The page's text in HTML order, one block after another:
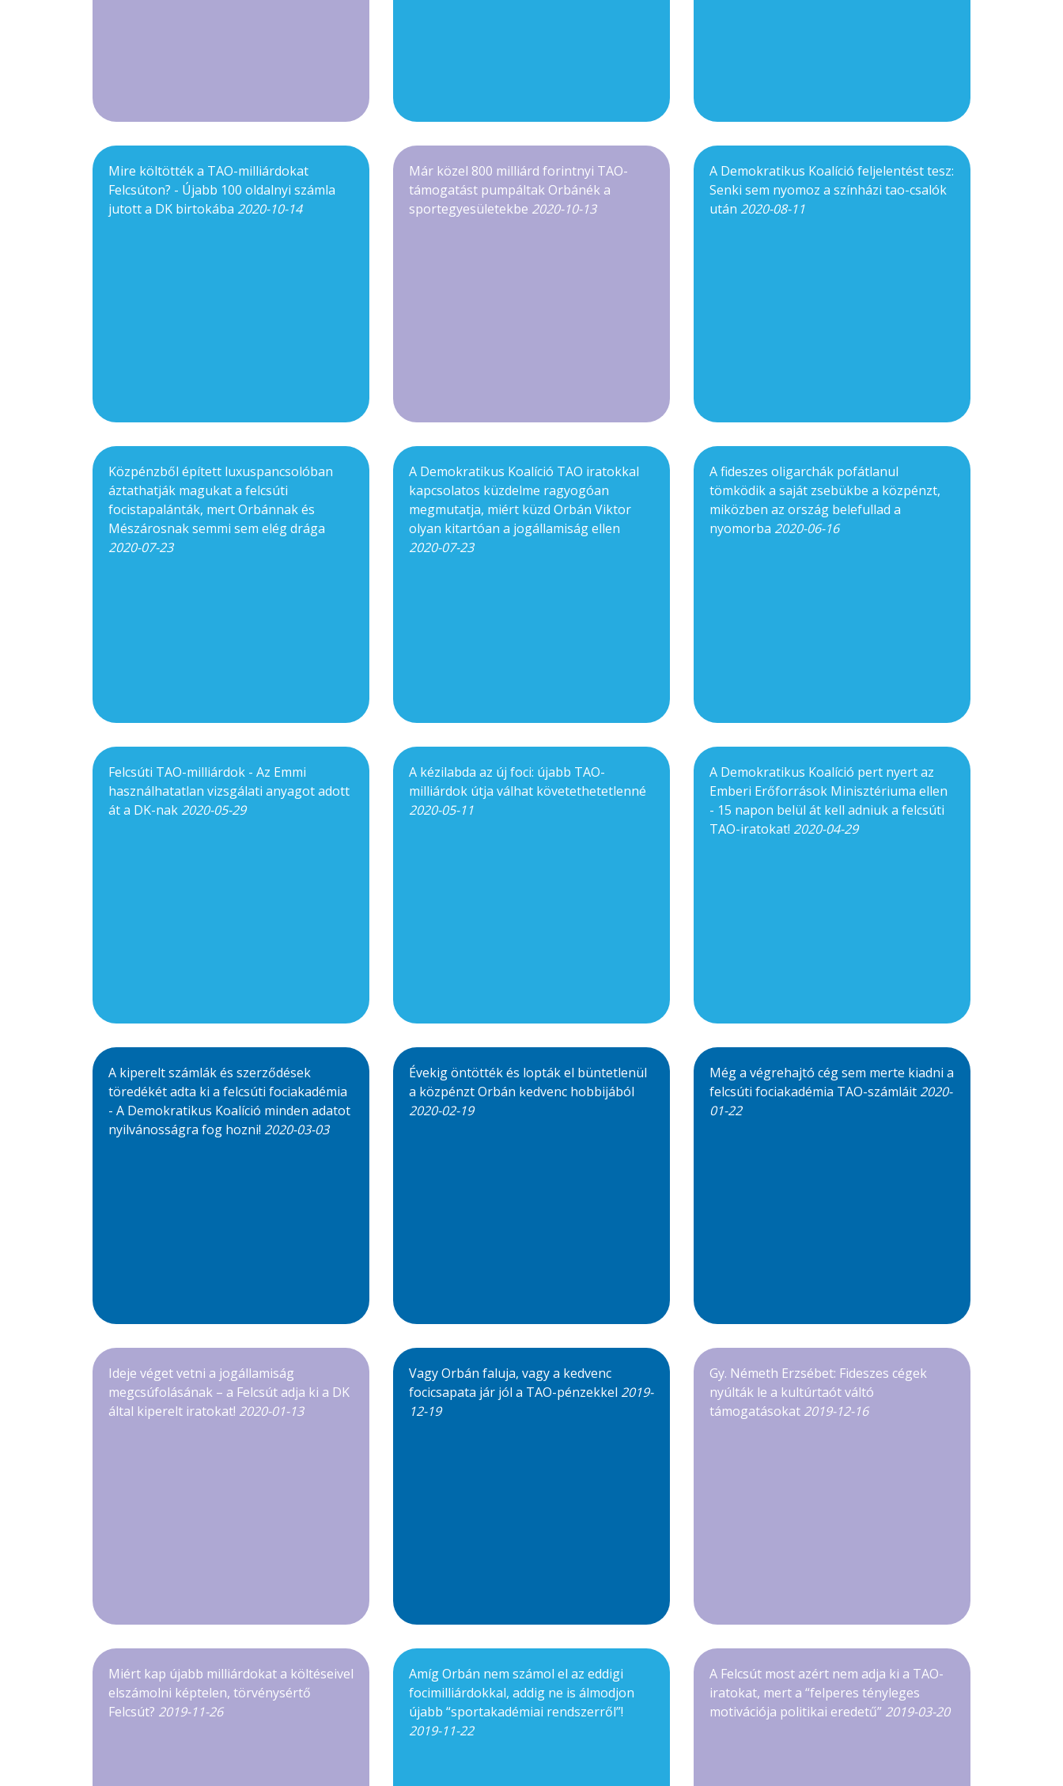
Mire költötték a TAO-milliárdokat
Felcsúton? - Újabb 100 oldalnyi számla
jutott a DK birtokába 2020-10-14
Már közel 800 milliárd forintnyi TAO-
támogatást pumpáltak Orbánék a
sportegyesületekbe 2020-10-13
A Demokratikus Koalíció feljelentést tesz:
Senki sem nyomoz a színházi tao-csalók
után 2020-08-11
Közpénzből épített luxuspancsolóban
áztathatják magukat a felcsúti
focistapalánták, mert Orbánnak és
Mészárosnak semmi sem elég drága
2020-07-23
A Demokratikus Koalíció TAO iratokkal
kapcsolatos küzdelme ragyogóan
megmutatja, miért küzd Orbán Viktor
olyan kitartóan a jogállamiság ellen
2020-07-23
A fideszes oligarchák pofátlanul
tömködik a saját zsebükbe a közpénzt,
miközben az ország belefullad a
nyomorba 2020-06-16
Felcsúti TAO-milliárdok - Az Emmi
használhatatlan vizsgálati anyagot adott
át a DK-nak 2020-05-29
A kézilabda az új foci: újabb TAO-
milliárdok útja válhat követethetetlenné
2020-05-11
A Demokratikus Koalíció pert nyert az
Emberi Erőforrások Minisztériuma ellen
- 15 napon belül át kell adniuk a felcsúti
TAO-iratokat! 2020-04-29
A kiperelt számlák és szerződések
töredékét adta ki a felcsúti fociakadémia
- A Demokratikus Koalíció minden adatot
nyilvánosságra fog hozni! 2020-03-03
Évekig öntötték és lopták el büntetlenül
a közpénzt Orbán kedvenc hobbijából
2020-02-19
Még a végrehajtó cég sem merte kiadni a
felcsúti fociakadémia TAO-számláit 2020-
01-22
Ideje véget vetni a jogállamiság
megcsúfolásának – a Felcsút adja ki a DK
által kiperelt iratokat! 2020-01-13
Vagy Orbán faluja, vagy a kedvenc
focicsapata jár jól a TAO-pénzekkel 2019-
12-19
Gy. Németh Erzsébet: Fideszes cégek
nyúlták le a kultúrtaót váltó
támogatásokat 2019-12-16
Miért kap újabb milliárdokat a költéseivel
elszámolni képtelen, törvénysértő
Felcsút? 2019-11-26
Amíg Orbán nem számol el az eddigi
focimilliárdokkal, addig ne is álmodjon
újabb “sportakadémiai rendszerről”!
2019-11-22
A Felcsút most azért nem adja ki a TAO-
iratokat, mert a “felperes tényleges
motivációja politikai eredetű” 2019-03-20